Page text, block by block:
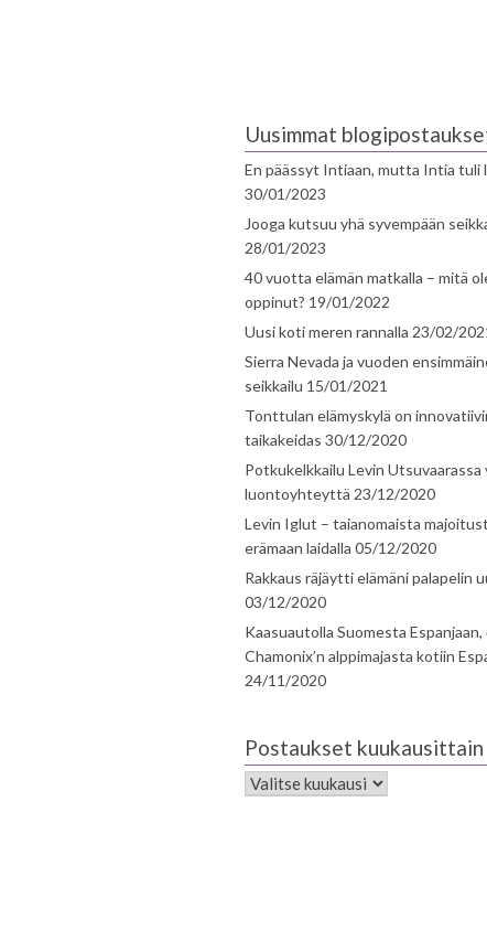
Uusimmat
En päässyt Intiaan, mutta Intia tuli
30/01/2023
Jooga kutsuu yhä syvempään
28/01/2023
40 vuotta elämän matkalla – mitä
oppinut? 19/01/2022
Uusi koti meren rannalla 23/02/
Sierra Nevada ja vuoden
seikkailu 15/01/2021
Tonttulan elämyskylä on
taikakeidas 30/12/2020
Potkukelkkailu Levin Utsuvaarassa
luontoyhteyttä 23/12/2020
Levin Iglut – taianomaista
erämaan laidalla 05/12/2020
Rakkaus räjäytti elämäni palapelin
03/12/2020
Kaasuautolla Suomesta Espanjaan,
Chamonix’n alppimajasta kotiin
24/11/2020
Postaukset kuukausittain